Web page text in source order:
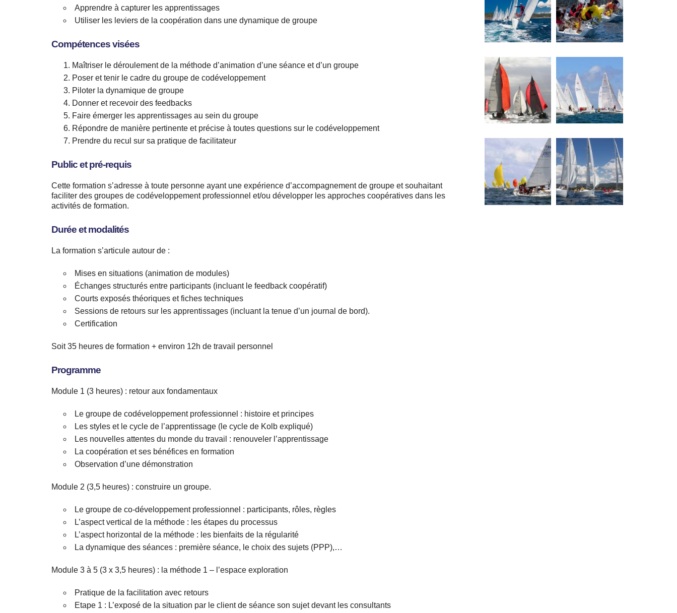
Apprendre à capturer les apprentissages
Utiliser les leviers de la coopération dans une dynamique de groupe
Compétences visées
Maîtriser le déroulement de la méthode d’animation d’une séance et d’un groupe
Poser et tenir le cadre du groupe de codéveloppement
Piloter la dynamique de groupe
Donner et recevoir des feedbacks
Faire émerger les apprentissages au sein du groupe
Répondre de manière pertinente et précise à toutes questions sur le codéveloppement
Prendre du recul sur sa pratique de facilitateur
Public et pré-requis
Cette formation s’adresse à toute personne ayant une expérience d’accompagnement de groupe et souhaitant
faciliter des groupes de codéveloppement professionnel et/ou développer les approches coopératives dans les
activités de formation.
Durée et modalités
La formation s’articule autour de :
Mises en situations (animation de modules)
Échanges structurés entre participants (incluant le feedback coopératif)
Courts exposés théoriques et fiches techniques
Sessions de retours sur les apprentissages (incluant la tenue d’un journal de bord).
Certification
Soit 35 heures de formation + environ 12h de travail personnel
Programme
Module 1 (3 heures) : retour aux fondamentaux
Le groupe de codéveloppement professionnel : histoire et principes
Les styles et le cycle de l’apprentissage (le cycle de Kolb expliqué)
Les nouvelles attentes du monde du travail : renouveler l’apprentissage
La coopération et ses bénéfices en formation
Observation d’une démonstration
Module 2 (3,5 heures) : construire un groupe.
Le groupe de co-développement professionnel : participants, rôles, règles
L’aspect vertical de la méthode : les étapes du processus
L’aspect horizontal de la méthode : les bienfaits de la régularité
La dynamique des séances : première séance, le choix des sujets (PPP),…
Module 3 à 5 (3 x 3,5 heures) : la méthode 1 – l’espace exploration
Pratique de la facilitation avec retours
Etape 1 : L’exposé de la situation par le client de séance son sujet devant les consultants